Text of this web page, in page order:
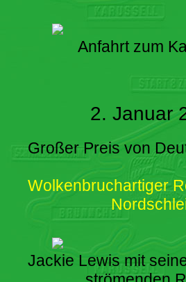
Anfahrt zum
2. Januar
Großer Preis von
Wolkenbruchartiger
Jackie Lewis mit